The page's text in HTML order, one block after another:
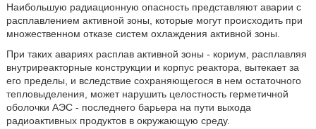
Наибольшую радиационную опасность представляют аварии с
расплавлением активной зоны, которые могут происходить при
множественном отказе систем охлаждения активной зоны.
При таких авариях расплав активной зоны - кориум, расплавляя
внутриреакторные конструкции и корпус реактора, вытекает за
его пределы, и вследствие сохраняющегося в нем остаточного
тепловыделения, может нарушить целостность герметичной
оболочки АЭС - последнего барьера на пути выхода
радиоактивных продуктов в окружающую среду.